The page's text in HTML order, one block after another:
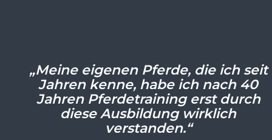
„Meine eigenen Pferde, die ich seit
Jahren kenne, habe ich nach 40
Jahren Pferdetraining erst durch
diese Ausbildung wirklich